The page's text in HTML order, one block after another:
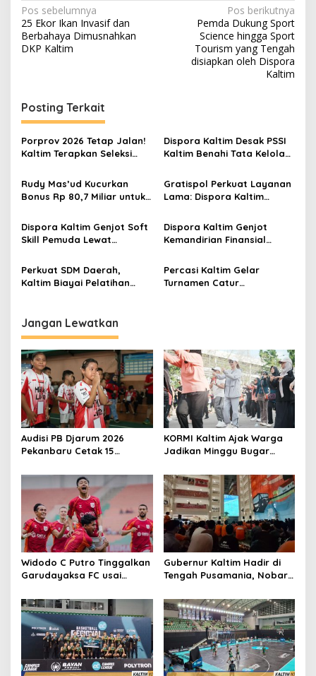
Navigasi
pos
Pos sebelumnya
25 Ekor Ikan Invasif dan
Berbahaya Dimusnahkan
DKP Kaltim
Pos berikutnya
Pemda Dukung Sport
Science hingga Sport
Tourism yang Tengah
disiapkan oleh Dispora
Kaltim
Posting Terkait
Porprov 2026 Tetap Jalan!
Kaltim Terapkan Seleksi
Tengah Efisiensi Anggaran
Dispora Kaltim Desak PSSI
Kaltim Benahi Tata Kelola
Profesionalisme
Rudy Mas’ud Kucurkan
Bonus Rp 80,7 Miliar untuk
Gratispol Perkuat Layanan
Lama: Dispora Kaltim
Gratiskan Pelatihan
Pemuda
Dispora Kaltim Genjot Soft
Skill Pemuda Lewat
Jangkau Hingga
Pedalaman
Dispora Kaltim Genjot
Kemandirian Finansial
Ekonomi Kreatif
Perkuat SDM Daerah,
Kaltim Biayai Pelatihan
Percasi Kaltim Gelar
Turnamen Catur
Jangan Lewatkan
Audisi PB Djarum 2026
Pekanbaru Cetak 15
Indonesia
KORMI Kaltim Ajak Warga
Jadikan Minggu Bugar
Widodo C Putro Tinggalkan
Garudayaksa FC usai
PSIS Semarang
Gubernur Kaltim Hadir di
Tengah Pusamania, Nobar
Meriah